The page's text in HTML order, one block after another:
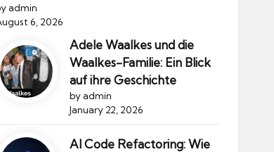
admin
6, 2026
Adele Waalkes und die
Waalkes-Familie: Ein Blick
auf ihre Geschichte
by admin
January 22, 2026
AI Code Refactoring: Wie